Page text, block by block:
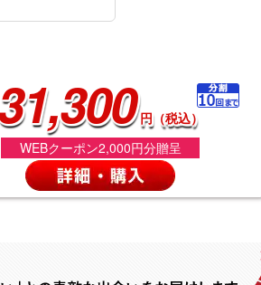
円（税込）
WEBクーポン2,000円分贈呈